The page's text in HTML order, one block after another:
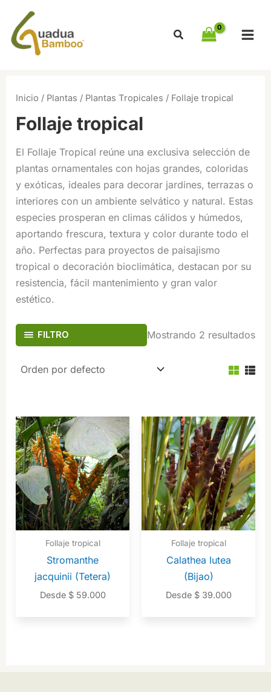
contenido
Inicio / Plantas / Plantas Tropicales / Follaje tropical
Follaje tropical
El Follaje Tropical reúne una exclusiva selección de
plantas ornamentales con hojas grandes, coloridas
y exóticas, ideales para decorar jardines, terrazas o
interiores con un ambiente selvático y natural. Estas
especies prosperan en climas cálidos y húmedos,
aportando frescura, textura y color durante todo el
año. Perfectas para proyectos de paisajismo
tropical o decoración bioclimática, destacan por su
resistencia, fácil mantenimiento y gran valor
estético.
FILTRO Mostrando 2 resultados
Follaje tropical
Stromanthe
jacquinii (Tetera)
Desde $59.000
Follaje tropical
Calathea lutea
(Bijao)
Desde $39.000